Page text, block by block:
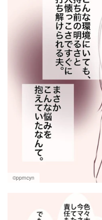
©pprncyn